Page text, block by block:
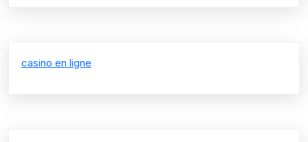
casino en ligne